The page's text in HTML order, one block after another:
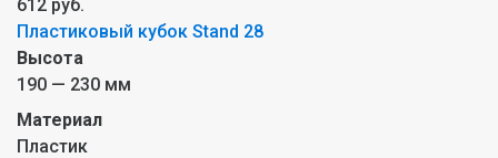
612 руб.
Пластиковый кубок Stand 28
Высота
190 — 230 мм
Материал
Пластик